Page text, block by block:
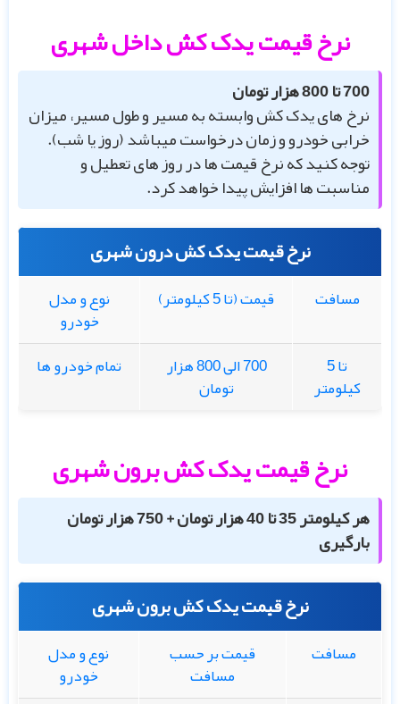
نرخ قیمت یدک کش داخل شهری
700 تا 800 هزار تومان
نرخ های یدک کش وابسته به مسیر و طول مسیر، میزان
خرابی خودرو و زمان درخواست میباشد (روز یا شب).
توجه کنید که نرخ قیمت ها در روز های تعطیل و
مناسبت ها افزایش پیدا خواهد کرد.
نرخ قیمت یدک کش درون شهری
مسافت قیمت (تا 5 کیلومتر) نوع و مدل
خودرو
تا 5
کیلومتر
700 الی 800 هزار
تومان
تمام خودرو ها
نرخ قیمت یدک کش برون شهری
هر کیلومتر 35 تا 40 هزار تومان + 750 هزار تومان
بارگیری
نرخ قیمت یدک کش برون شهری
مسافت قیمت بر حسب
مسافت
نوع و مدل
خودرو